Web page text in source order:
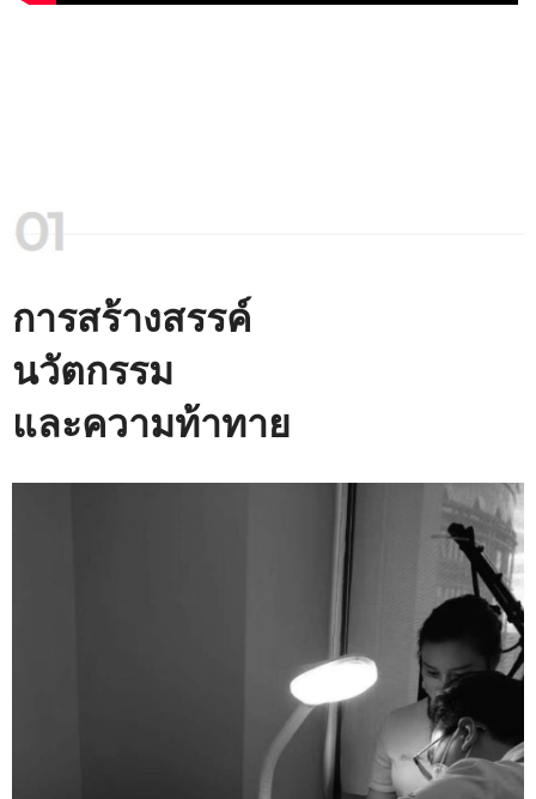
การสร้างสรรค์
นวัตกรรม
และความท้าทาย